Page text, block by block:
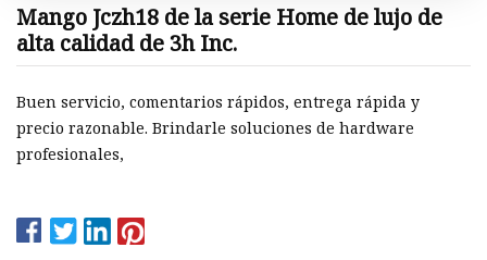
Mango Jczh18 de la serie Home de lujo de
alta calidad de 3h Inc.
Buen servicio, comentarios rápidos, entrega rápida y
precio razonable. Brindarle soluciones de hardware
profesionales,